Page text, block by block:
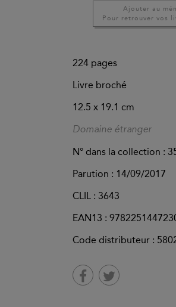
Ajouter au
Pour retrouver vos
224 pages
Livre broché
12.5 x 19.1 cm
Domaine étranger
N° dans la collection :
Parution : 14/09/2017
CLIL : 3643
EAN13 :
Code distributeur :